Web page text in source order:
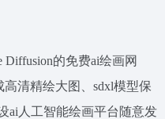
的免费ai绘画网
清精绘大图、sdxl模型保
ai人工智能绘画平台随意发